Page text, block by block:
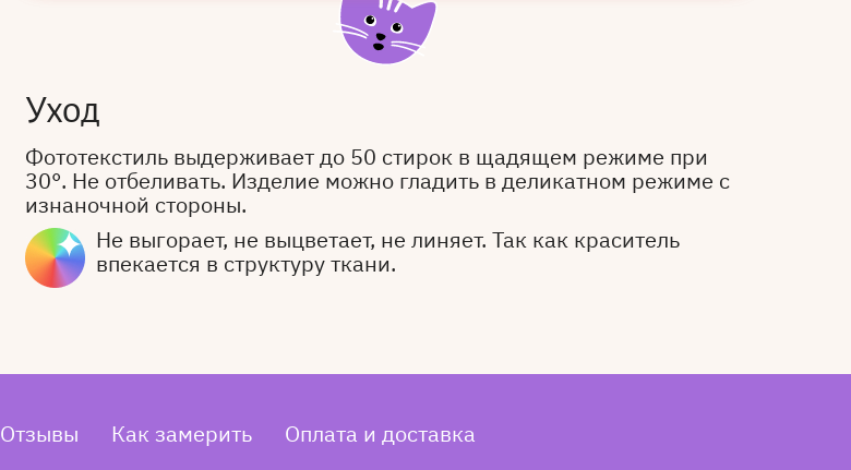
Уход
Фототекстиль выдерживает до 50 стирок в щадящем режиме при
30°. Не отбеливать. Изделие можно гладить в деликатном режиме с
изнаночной стороны.
Не выгорает, не выцветает, не линяет. Так как краситель
впекается в структуру ткани.
Отзывы Как замерить
Оплата и доставка